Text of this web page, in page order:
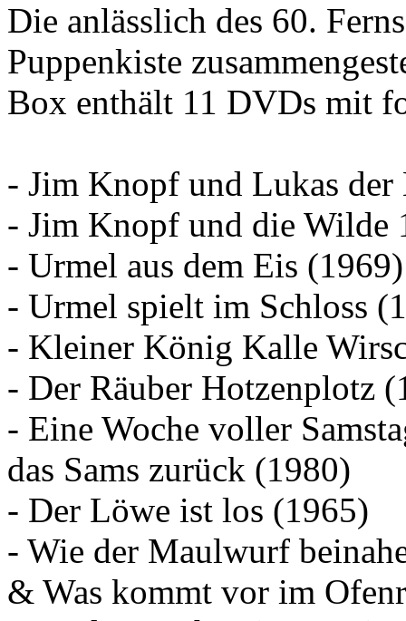
Die anlässlich des 60.
Puppenkiste
Box enthält 11 DVDs mit
- Jim Knopf und Lukas
- Jim Knopf und die Wilde
- Urmel aus dem Eis (1969)
- Urmel spielt im Schloss
- Kleiner König Kalle
- Der Räuber Hotzenplotz
- Eine Woche voller
das Sams zurück (1980)
- Der Löwe ist los (1965)
- Wie der Maulwurf
& Was kommt vor im